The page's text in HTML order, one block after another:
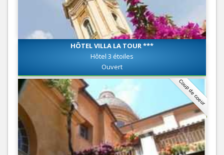
HÔTEL VILLA LA TOUR ***
Hôtel 3 étoiles
Ouvert
Coup de coeur